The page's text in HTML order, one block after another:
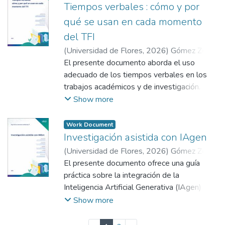
impacto generadoras de cambios
tecnológicos y sociales asertivos.
cuantificables sobre opiniones,
percepciones y comportamientos. Se
detallan diez pasos esenciales para su
implementación, que incluyen la definición
de objetivos, la selección de la muestra, la
elaboración y validación del instrumento
mediante pruebas piloto y el análisis de
datos. Asimismo, se enfatiza el
cumplimiento riguroso de aspectos éticos
consentimiento informado y el resguardo
del anonimato de los participantes.
Tiempos verbales : cómo y por
qué se usan en cada momento
del TFI
(Universidad de Flores, 2026) Gómez Zeliz,
Julieta;Rizzo, Gabriela;Losada, Analía
Verónica
El presente documento aborda el uso
adecuado de los tiempos verbales en los
trabajos académicos y de investigación.
Describe qué tiempos predominan en cada
con el propósito de contribuir a una escritura
académica rigurosa y coherente.
Show more
Work Document
Investigación asistida con IAgen
(Universidad de Flores, 2026) Gómez Zeliz,
Julieta;Rizzo, Gabriela;Grinsztajn, Fabiana
Losada, Analía Verónica;Becerra, Gastón
El presente documento ofrece una guía
práctica sobre la integración de la
Inteligencia Artificial Generativa (IAgen) en
el proceso de investigación. Se exploran
Show more